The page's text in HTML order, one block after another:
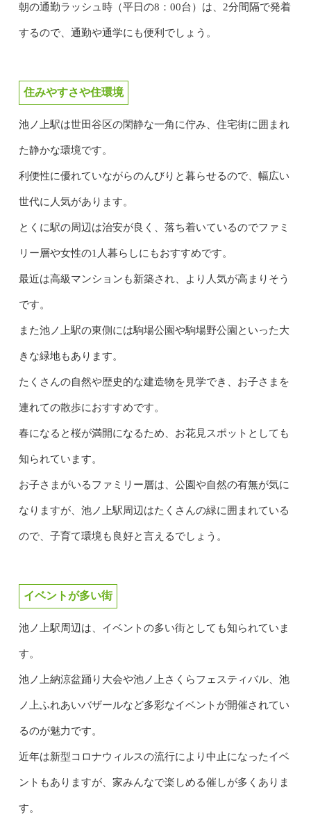
朝の通勤ラッシュ時（平日の8：00台）は、2分間隔で発着
するので、通勤や通学にも便利でしょう。
住みやすさや住環境
池ノ上駅は世田谷区の閑静な一角に佇み、住宅街に囲まれ
た静かな環境です。
利便性に優れていながらのんびりと暮らせるので、幅広い
世代に人気があります。
とくに駅の周辺は治安が良く、落ち着いているのでファミ
リー層や女性の1人暮らしにもおすすめです。
最近は高級マンションも新築され、より人気が高まりそう
です。
また池ノ上駅の東側には駒場公園や駒場野公園といった大
きな緑地もあります。
たくさんの自然や歴史的な建造物を見学でき、お子さまを
連れての散歩におすすめです。
春になると桜が満開になるため、お花見スポットとしても
知られています。
お子さまがいるファミリー層は、公園や自然の有無が気に
なりますが、池ノ上駅周辺はたくさんの緑に囲まれている
ので、子育て環境も良好と言えるでしょう。
イベントが多い街
池ノ上駅周辺は、イベントの多い街としても知られていま
す。
池ノ上納涼盆踊り大会や池ノ上さくらフェスティバル、池
ノ上ふれあいバザールなど多彩なイベントが開催されてい
るのが魅力です。
近年は新型コロナウィルスの流行により中止になったイベ
ントもありますが、家みんなで楽しめる催しが多くありま
す。